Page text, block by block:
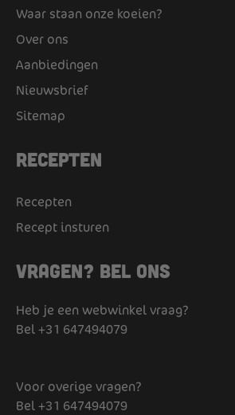
Waar staan onze koeien?
Over ons
Aanbiedingen
Nieuwsbrief
Sitemap
Recepten
Recepten
Recept insturen
Vragen? Bel ons
Heb je een webwinkel vraag?
Bel+31 647494079
Voor overige vragen?
Bel+31 647494079